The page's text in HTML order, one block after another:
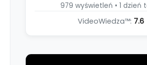
979 wyświetleń • 1 dzień
VideoWiedza™: 7.6